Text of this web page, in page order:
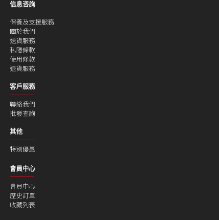
信息咨詢
保養及支援服務
關於我們
送貨服務
私隱條款
使用條款
退貨服務
客戶服務
聯絡我們
批發查詢
其他
特別優惠
會員中心
會員中心
歷史訂單
收藏列表